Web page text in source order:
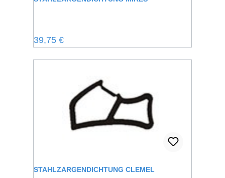
Regulärer Preis:
39,75 €
STAHLZARGENDICHTUNG CLEMEL